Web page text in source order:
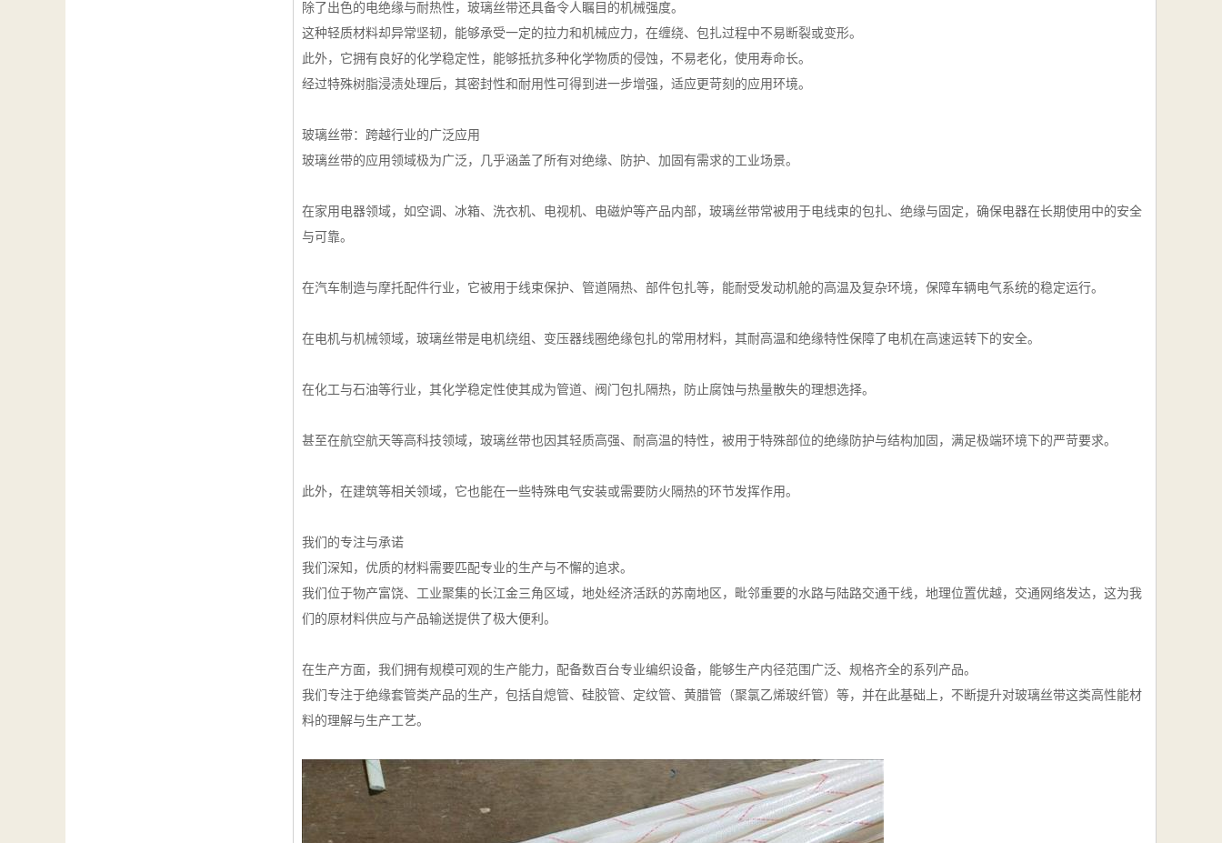
除了出色的电绝缘与耐热性，玻璃丝带还具备令人瞩目的机械强度。
这种轻质材料却异常坚韧，能够承受一定的拉力和机械应力，在缠绕、包扎过程中不易断裂或变形。
此外，它拥有良好的化学稳定性，能够抵抗多种化学物质的侵蚀，不易老化，使用寿命长。
经过特殊树脂浸渍处理后，其密封性和耐用性可得到进一步增强，适应更苛刻的应用环境。
玻璃丝带：跨越行业的广泛应用
玻璃丝带的应用领域极为广泛，几乎涵盖了所有对绝缘、防护、加固有需求的工业场景。
在家用电器领域，如空调、冰箱、洗衣机、电视机、电磁炉等产品内部，玻璃丝带常被用于电线束的包扎、绝缘与固定，确保电器在长期使用中的安全
与可靠。
在汽车制造与摩托配件行业，它被用于线束保护、管道隔热、部件包扎等，能耐受发动机舱的高温及复杂环境，保障车辆电气系统的稳定运行。
在电机与机械领域，玻璃丝带是电机绕组、变压器线圈绝缘包扎的常用材料，其耐高温和绝缘特性保障了电机在高速运转下的安全。
在化工与石油等行业，其化学稳定性使其成为管道、阀门包扎隔热，防止腐蚀与热量散失的理想选择。
甚至在航空航天等高科技领域，玻璃丝带也因其轻质高强、耐高温的特性，被用于特殊部位的绝缘防护与结构加固，满足极端环境下的严苛要求。
此外，在建筑等相关领域，它也能在一些特殊电气安装或需要防火隔热的环节发挥作用。
我们的专注与承诺
我们深知，优质的材料需要匹配专业的生产与不懈的追求。
我们位于物产富饶、工业聚集的长江金三角区域，地处经济活跃的苏南地区，毗邻重要的水路与陆路交通干线，地理位置优越，交通网络发达，这为我
们的原材料供应与产品输送提供了极大便利。
在生产方面，我们拥有规模可观的生产能力，配备数百台专业编织设备，能够生产内径范围广泛、规格齐全的系列产品。
我们专注于绝缘套管类产品的生产，包括自熄管、硅胶管、定纹管、黄腊管（聚氯乙烯玻纤管）等，并在此基础上，不断提升对玻璃丝带这类高性能材
料的理解与生产工艺。